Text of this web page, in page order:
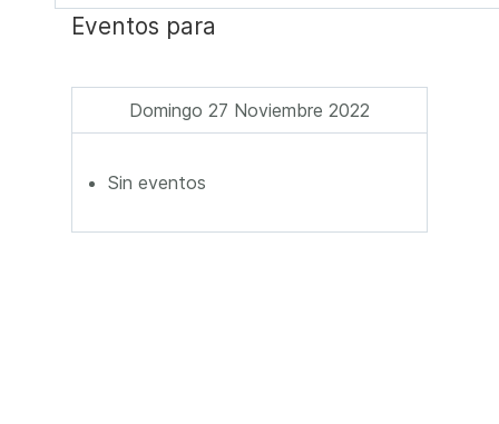
Eventos para
Domingo 27 Noviembre 2022
Sin eventos